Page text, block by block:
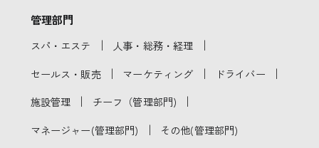
管理部門
スパ・エステ ｜ 人事・総務・経理 ｜
セールス・販売 ｜ マーケティング ｜ ドライバー ｜
施設管理 ｜ チーフ（管理部門) ｜
マネージャー(管理部門) ｜ その他(管理部門)